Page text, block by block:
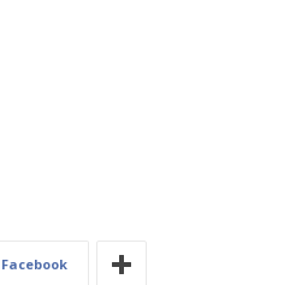
Facebook